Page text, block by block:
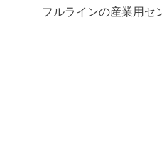
フルラインの産業用セ